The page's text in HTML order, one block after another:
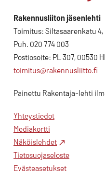
Rakennusliiton jäsenlehti
Toimitus: Siltasaarenkatu 4,
Puh. 020 774 003
Postiosoite: PL 307, 00530
toimitus@rakennusliitto.fi
Painettu Rakentaja-lehti
Yhteystiedot
Mediakortti
Näköislehdet
Tietosuojaseloste
Evästeasetukset